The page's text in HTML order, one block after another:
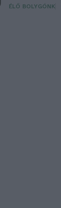
ÉLŐ BOLYGÓNK